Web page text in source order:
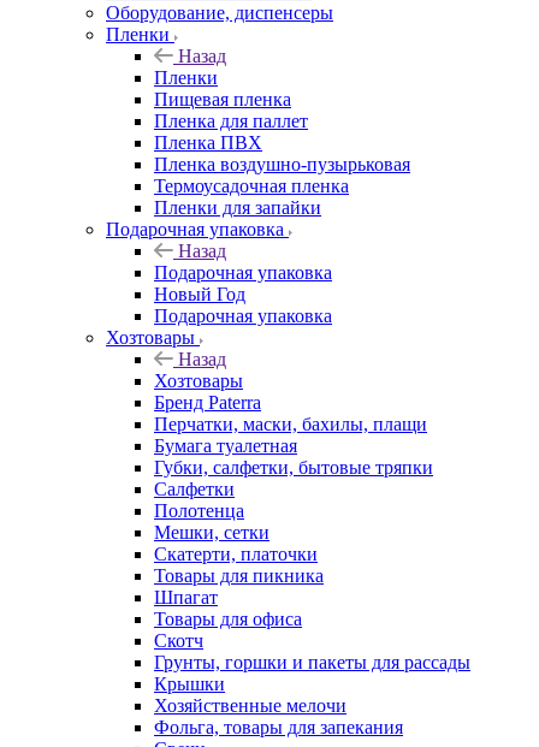
Оборудование, диспенсеры
Пленки
Назад
Пленки
Пищевая пленка
Пленка для паллет
Пленка ПВХ
Пленка воздушно-пузырьковая
Термоусадочная пленка
Пленки для запайки
Подарочная упаковка
Назад
Подарочная упаковка
Новый Год
Подарочная упаковка
Хозтовары
Назад
Хозтовары
Бренд Paterra
Перчатки, маски, бахилы, плащи
Бумага туалетная
Губки, салфетки, бытовые тряпки
Салфетки
Полотенца
Мешки, сетки
Скатерти, платочки
Товары для пикника
Шпагат
Товары для офиса
Скотч
Грунты, горшки и пакеты для рассады
Крышки
Хозяйственные мелочи
Фольга, товары для запекания